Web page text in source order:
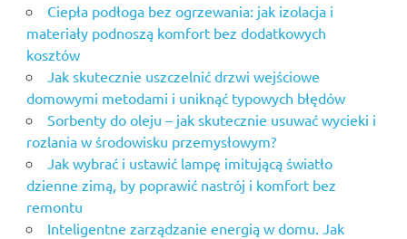
Ciepła podłoga bez ogrzewania: jak izolacja i
materiały podnoszą komfort bez dodatkowych
kosztów
Jak skutecznie uszczelnić drzwi wejściowe
domowymi metodami i uniknąć typowych błędów
Sorbenty do oleju – jak skutecznie usuwać wycieki i
rozlania w środowisku przemysłowym?
Jak wybrać i ustawić lampę imitującą światło
dzienne zimą, by poprawić nastrój i komfort bez
remontu
Inteligentne zarządzanie energią w domu. Jak